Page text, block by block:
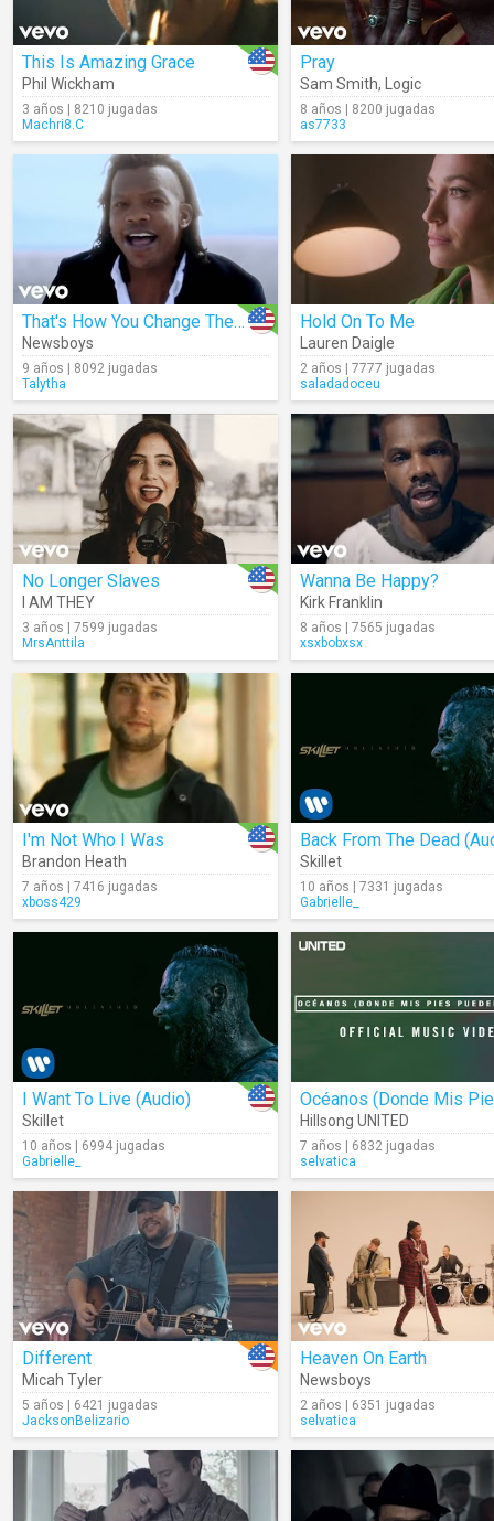
This Is Amazing Grace
Phil Wickham
3 años | 8210 jugadas
Machri8.C
Pray
Sam Smith, Logic
8 años | 8200 jugadas
as7733
That's How You Change The World
Newsboys
9 años | 8092 jugadas
Talytha
Hold On To Me
Lauren Daigle
2 años | 7777 jugadas
saladadoceu
No Longer Slaves
I AM THEY
3 años | 7599 jugadas
MrsAnttila
Wanna Be Happy?
Kirk Franklin
8 años | 7565 jugadas
xsxbobxsx
I'm Not Who I Was
Brandon Heath
7 años | 7416 jugadas
xboss429
Back From The Dead
Skillet
10 años | 7331 jugadas
Gabrielle_
I Want To Live (Audio)
Skillet
10 años | 6994 jugadas
Gabrielle_
Hillsong UNITED
7 años | 6832 jugadas
selvatica
Different
Micah Tyler
5 años | 6421 jugadas
JacksonBelizario
Heaven On Earth
Newsboys
2 años | 6351 jugadas
selvatica